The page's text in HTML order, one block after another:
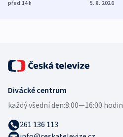
před 14h 5. 8. 2026
Divácké centrum
každý všední den:8:00—16:00 hodin
261 136 113